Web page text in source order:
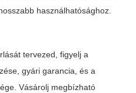
használhatósághoz.
tervezed, figyelj a
gyári garancia, és a
Vásárolj megbízható